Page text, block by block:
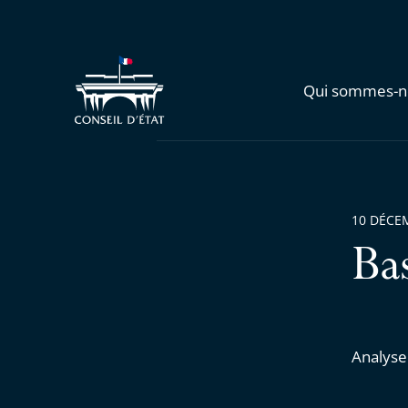
Qui sommes-
10